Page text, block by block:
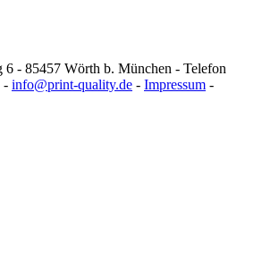
- 85457 Wörth b. München - Telefon
- info@print-quality.de - Impressum -